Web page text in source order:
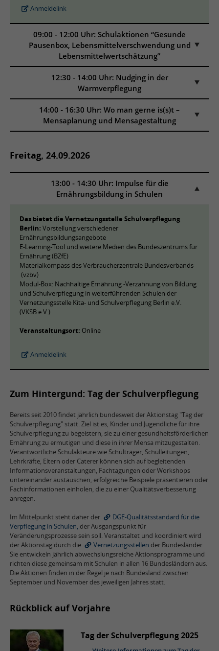
Anmeldelink
09:00 - 12:00 Uhr: Schulaktionen “Gesunde
Pausenbox, Lebensmittelverschwendung und
Lebensmittelwertschätzung”
12:30 - 14:00 Uhr: Nudging in der
Warmverpflegung
14:00 - 16:30 Uhr: Wo man gerne is(s)t –
Mensaplanung und Mensagestaltung
Freitag, 24.09.2026
13:00 - 14:30 Uhr: Impulse für die
Ernährungsbildung in Schulen
Das bietet die Vernetzungsstelle Schulverpflegung
Berlin: Vorstellung verschiedener
Ernährungsbildungsangebote
E-Learning-Tool und weitere Medien des Bundeszentrums für
Ernährung (BZfE)
Materialkompass des Verbraucherzentrale Bundesverbands
(vzbv)
Modul-Box: Nachhaltige Ernährung -Verzahnung von Bildung
und Schulverpflegung in weiterführenden Schulen der
Vernetzungsstelle Kita- und Schulverpflegung Berlin e.V.
(VKSB e.V.)
Veranstaltungsort: Online
Anmeldelink
Zum Hintergund: Tag der Schulverpflegung
Bereits seit 2010 findet jährlich bundesweit der Aktionstag "Tag der
Schulverpflegung" statt. Ziel ist es, Kinder und Jugendliche für ihre
Schulverpflegung zu begeistern, sie zu einer gesundheitsförderlichen
Ernährung zu ermutigen und diese in ihrer Mensa mitzugestalten.
Verantwortliche Schulakteure wie Schulträger, Schulleitungen,
Lehrkräfte, Eltern oder Caterer können sich auf begleitenden
Informationsveranstaltungen, Fachtagungen oder Workshops
untereinander austauschen, erfolgreiche Beispiele präsentieren oder
Fachinformationen einholen, die zu einer Qualitätsverbesserung
anregen.
Im Mittelpunkt steht daher der
DGE-Qualitätsstandard für die
Verpflegung in Schulen, der Ausgangspunkt für
Veränderungsprozesse sein soll. Veranstaltet und koordiniert wird
der Aktionstag durch die
Vernetzungsstellen der Bundesländer.
Sie entwickeln jährlich abwechslungsreiche Aktionsprogramme und
richten diese gemeinsam mit Schulen in allen 16 Bundesländern aus.
Die Aktionen finden in der Regel je nach Bundesland zwischen
September und November des jeweiligen Jahres statt.
Rückblick auf Vorjahre
Tag der Schulverpflegung 2025